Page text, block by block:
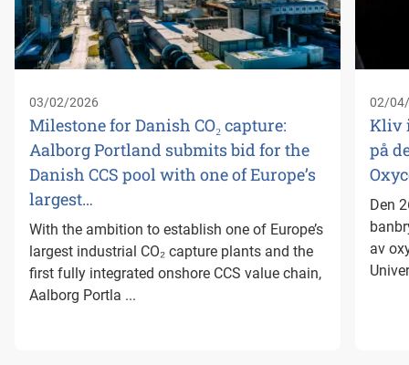
03/02/2026
Milestone for Danish CO₂ capture:
Aalborg Portland submits bid for the
Danish CCS pool with one of Europe’s
largest…
With the ambition to establish one of Europe’s
largest industrial CO₂ capture plants and the
first fully integrated onshore CCS value chain,
Aalborg Portla ...
02/
Kliv
på
Den
av